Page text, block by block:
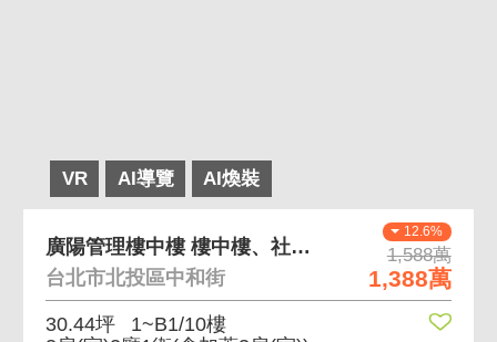
VR AI導覽 AI煥裝
12.6%
1,588萬
1,388萬
廣陽管理樓中樓 樓中樓、社區有管理
台北市北投區中和街
30.44坪
1~B1/10樓